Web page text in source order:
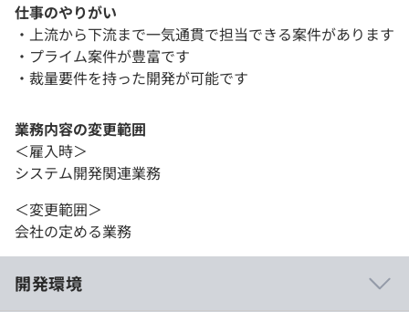
仕事のやりがい
・上流から下流まで一気通貫で担当できる案件があります
・プライム案件が豊富です
・裁量要件を持った開発が可能です
業務内容の変更範囲
＜雇入時＞
システム開発関連業務
＜変更範囲＞
会社の定める業務
開発環境